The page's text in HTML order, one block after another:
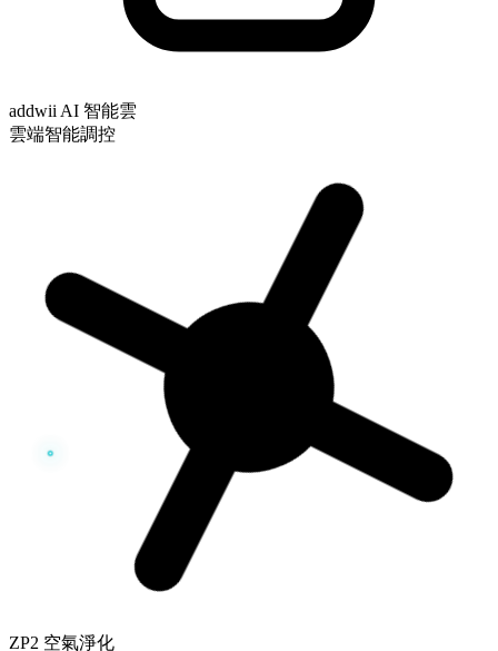
addwii AI 智能雲
雲端智能調控
ZP2 空氣淨化